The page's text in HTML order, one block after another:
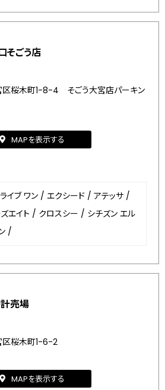
そごう店
区桜木町1-8-4 そごう大宮店パーキン
MAPを表示する
イブ ワン / エクシード / アテッサ /
エイト / クロスシー / シチズン エル
/
売場
区桜木町1-6-2
MAPを表示する